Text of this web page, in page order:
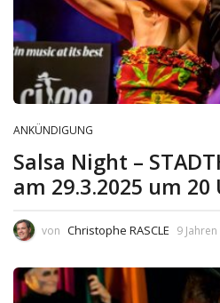
ANKÜNDIGUNG
Salsa Night –
am 29.3.2025 um 20
von Christophe RASCLE 9